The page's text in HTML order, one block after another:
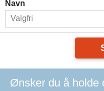
Navn
Ønsker du å holde